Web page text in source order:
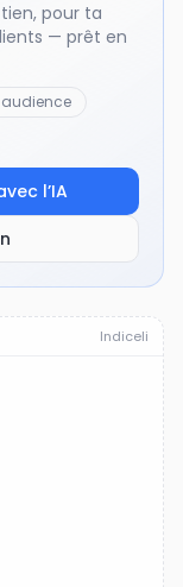
pour ta
— prêt en
audience
l’IA
Indiceli